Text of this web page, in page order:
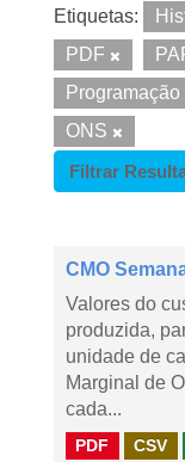
Etiquetas:
PDF
ONS
Filtrar
CMO
Valores do
produzida,
unidade de
Marginal de
cada...
PDF CSV